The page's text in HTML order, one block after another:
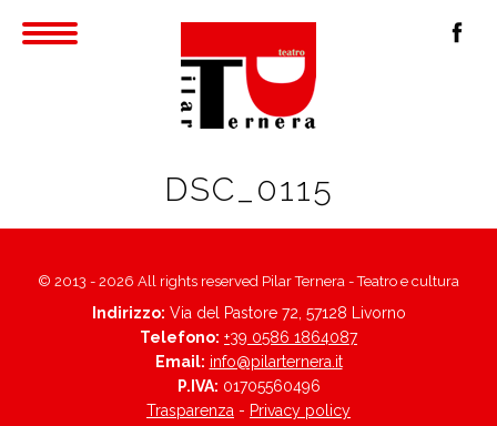
DSC_0115
© 2013 - 2026 All rights reserved Pilar Ternera - Teatro e cultura
Indirizzo: Via del Pastore 72, 57128 Livorno
Telefono: +39 0586 1864087
Email: info@pilarternera.it
P.IVA: 01705560496
Trasparenza - Privacy policy